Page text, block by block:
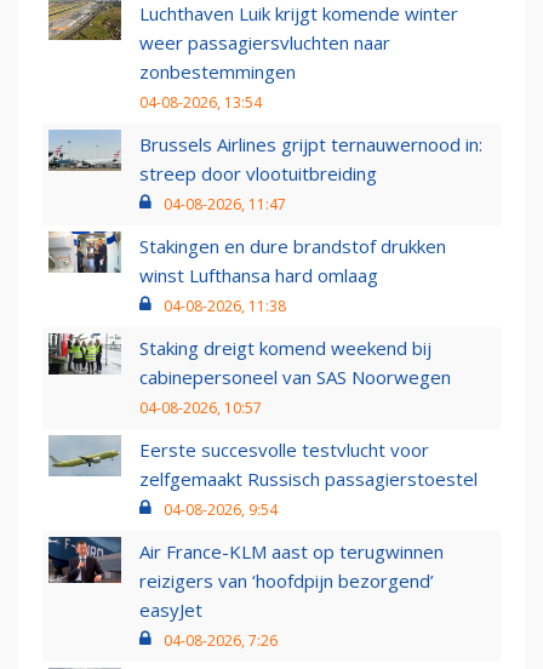
Luchthaven Luik krijgt komende winter
weer passagiersvluchten naar
zonbestemmingen
04-08-2026, 13:54
Brussels Airlines grijpt ternauwernood in:
streep door vlootuitbreiding
04-08-2026, 11:47
Stakingen en dure brandstof drukken
winst Lufthansa hard omlaag
04-08-2026, 11:38
Staking dreigt komend weekend bij
cabinepersoneel van SAS Noorwegen
04-08-2026, 10:57
Eerste succesvolle testvlucht voor
zelfgemaakt Russisch passagierstoestel
04-08-2026, 9:54
Air France-KLM aast op terugwinnen
reizigers van ‘hoofdpijn bezorgend’
easyJet
04-08-2026, 7:26